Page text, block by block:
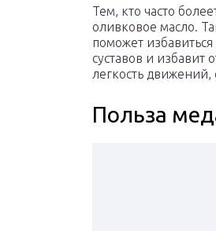
Тем, кто часто
оливковое масло.
поможет
суставов и избавит
легкость движений,
Польза